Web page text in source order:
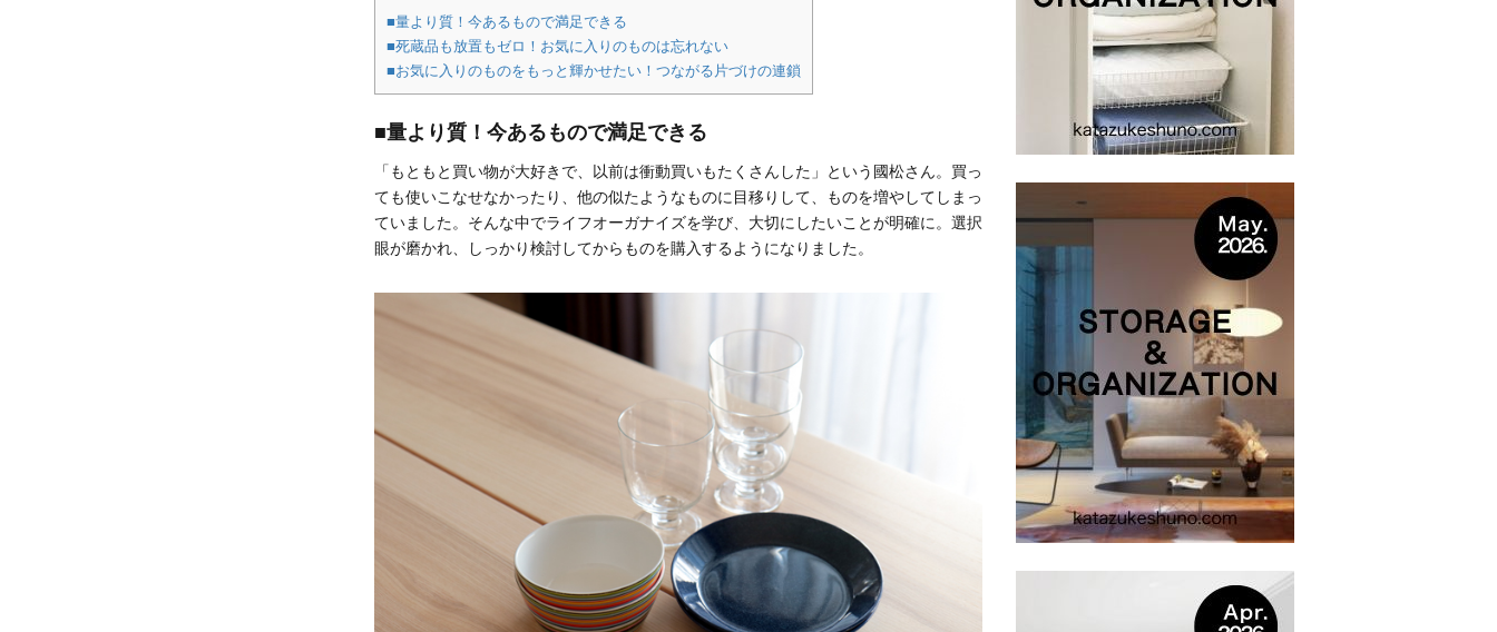
■量より質！今あるもので満足できる
■死蔵品も放置もゼロ！お気に入りのものは忘れない
■お気に入りのものをもっと輝かせたい！つながる片づけの連鎖
■量より質！今あるもので満足できる
「もともと買い物が大好きで、以前は衝動買いもたくさんした」という國松さん。買っ
ても使いこなせなかったり、他の似たようなものに目移りして、ものを増やしてしまっ
ていました。そんな中でライフオーガナイズを学び、大切にしたいことが明確に。選択
眼が磨かれ、しっかり検討してからものを購入するようになりました。